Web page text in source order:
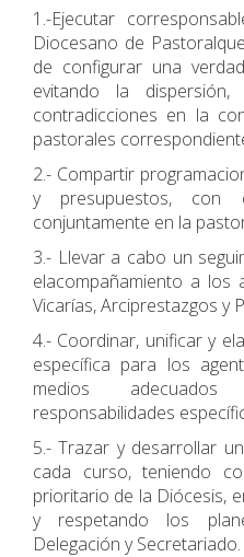
1.-Ejecutar
Diocesano de
de configurar una
evitando la
contradicciones en la
pastorales
2.- Compartir
y presupuestos, con
conjuntamente en la
3.- Llevar a cabo un
elacompañamiento a los
Vicarías, Arciprestazgos y
4.- Coordinar, unificar y
específica para los
medios
responsabilidades
5.- Trazar y desarrollar
cada curso, teniendo
prioritario de la Diócesis,
y respetando los
Delegación y Secretariado.